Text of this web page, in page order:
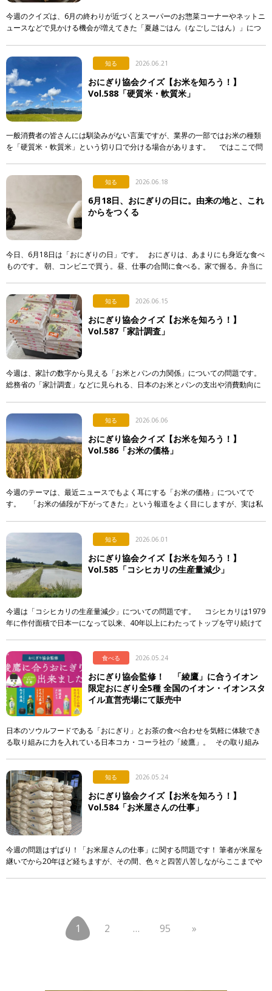
今週のクイズは、6月の終わりが近づくとスーパーのお惣菜コーナーやネットニ
ュースなどで見かける機会が増えてきた「夏越ごはん（なごしごはん）」につ
知る 2026.06.21
おにぎり協会クイズ【お米を知ろう！】
Vol.588「硬質米・軟質米」
一般消費者の皆さんには馴染みがない言葉ですが、業界の一部ではお米の種類
を「硬質米・軟質米」という切り口で分ける場合があります。 ではここで問
知る 2026.06.18
6月18日、おにぎりの日に。由来の地と、これ
からをつくる
今日、6月18日は「おにぎりの日」です。 おにぎりは、あまりにも身近な食べ
ものです。 朝、コンビニで買う。昼、仕事の合間に食べる。家で握る。弁当に
知る 2026.06.15
おにぎり協会クイズ【お米を知ろう！】
Vol.587「家計調査」
今週は、家計の数字から見える「お米とパンの力関係」についての問題です。
総務省の「家計調査」などに見られる、日本のお米とパンの支出や消費動向に
知る 2026.06.06
おにぎり協会クイズ【お米を知ろう！】
Vol.586「お米の価格」
今週のテーマは、最近ニュースでもよく耳にする「お米の価格」についてで
す。 「お米の値段が下がってきた」という報道をよく目にしますが、実は私
知る 2026.06.01
おにぎり協会クイズ【お米を知ろう！】
Vol.585「コシヒカリの生産量減少」
今週は「コシヒカリの生産量減少」についての問題です。 コシヒカリは1979
年に作付面積で日本一になって以来、40年以上にわたってトップを守り続けて
食べる 2026.05.24
おにぎり協会監修！ 「綾鷹」に合うイオン
限定おにぎり全5種 全国のイオン・イオンスタ
イル直営売場にて販売中
日本のソウルフードである「おにぎり」とお茶の食べ合わせを気軽に体験でき
る取り組みに力を入れている日本コカ・コーラ社の「綾鷹」。 その取り組み
知る 2026.05.24
おにぎり協会クイズ【お米を知ろう！】
Vol.584「お米屋さんの仕事」
今週の問題はずばり！「お米屋さんの仕事」に関する問題です！ 筆者が米屋を
継いでから20年ほど経ちますが、その間、色々と四苦八苦しながらここまでや
1 2 … 95 »